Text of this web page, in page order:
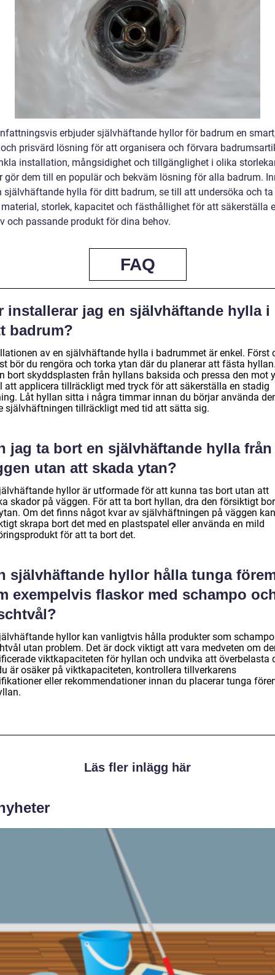
erbjuder självhäftande hyllor för badrum en
prisvärd lösning för att organisera och förvara
installation, mångsidighet och tillgänglighet i olika
gör dem till en populär och bekväm lösning för alla badrum.
självhäftande hylla för ditt badrum, se till att undersöka och
storlek, kapacitet och fästhållighet för att säkerställa
och passande produkt för dina behov.
FAQ
installerar jag en självhäftande hylla i
badrum?
av en självhäftande hylla i badrummet är enkel. Först
bör du rengöra och torka ytan där du planerar att fästa
bort skyddsplasten från hyllans baksida och pressa den mot
att applicera tillräckligt med tryck för att säkerställa en stadig
Låt hyllan sitta i några timmar innan du börjar använda
självhäftningen tillräckligt med tid att sätta sig.
jag ta bort en självhäftande hylla från
utan att skada ytan?
hyllor är utformade för att kunna tas bort utan att
skador på väggen. För att ta bort hyllan, dra den försiktigt
Om det finns något kvar av självhäftningen på väggen
skrapa bort det med en plastspatel eller använda en mild
för att ta bort det.
självhäftande hyllor hålla tunga
exempelvis flaskor med schampo
hyllor kan vanligtvis hålla produkter som
utan problem. Det är dock viktigt att vara medveten om
viktkapaciteten för hyllan och undvika att överbelasta
är osäker på viktkapaciteten, kontrollera tillverkarens
eller rekommendationer innan du placerar tunga
Läs fler inlägg här